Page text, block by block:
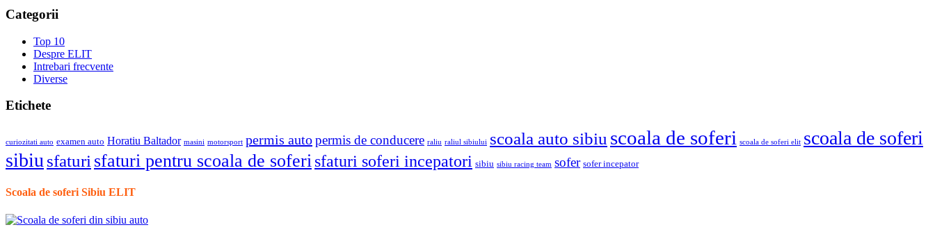
Categorii
Top 10
Despre ELIT
Intrebari frecvente
Diverse
Etichete
curiozitati auto examen auto Horatiu Baltador masini motorsport permis autopermis de conducere raliu raliul sibiului scoala auto sibiu scoala de soferi scoala de soferi elit scoala de soferi
sibiu sfaturi sfaturi pentru scoala de soferisfaturi soferi incepatori sibiu sibiu racing team sofer sofer incepator
Scoala de soferi Sibiu ELIT